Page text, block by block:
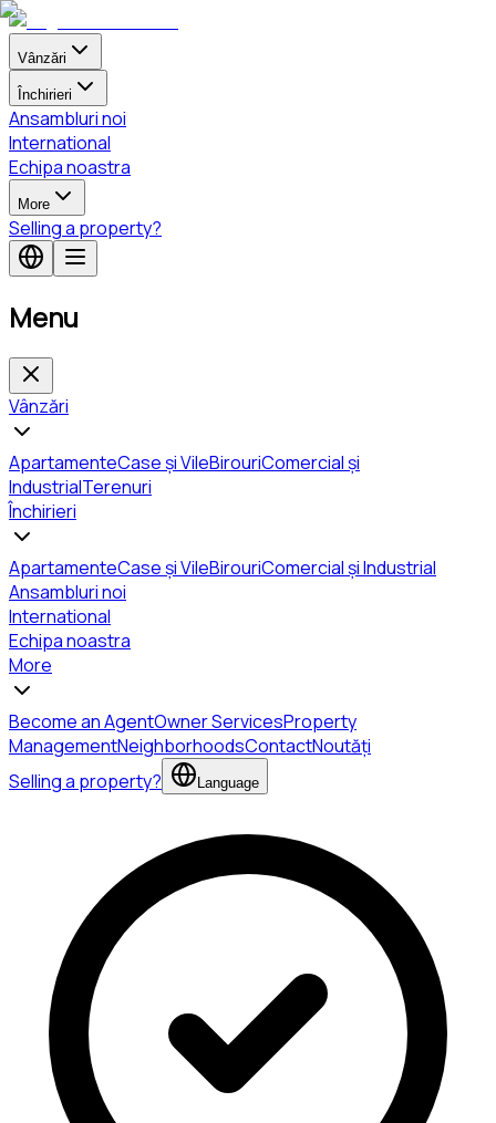
Vânzări
Închirieri
Ansambluri noi
International
Echipa noastra
More
Selling a property?
Menu
Vânzări
ApartamenteCase și VileBirouriComercial și
IndustrialTerenuri
Închirieri
ApartamenteCase și VileBirouriComercial și Industrial
Ansambluri noi
International
Echipa noastra
More
Become an AgentOwner ServicesProperty
ManagementNeighborhoodsContactNoutăți
Selling a property?
Language